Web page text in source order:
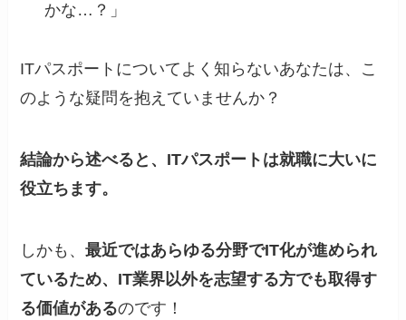
かな…？」
ITパスポートについてよく知らないあなたは、こ
のような疑問を抱えていませんか？
結論から述べると、ITパスポートは就職に大いに
役立ちます。
しかも、最近ではあらゆる分野でIT化が進められ
ているため、IT業界以外を志望する方でも取得す
る価値があるのです！